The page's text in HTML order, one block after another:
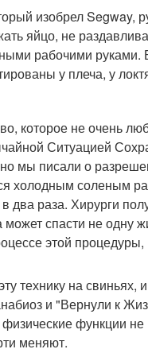
изобрел Segway,
яйцо, не
рабочими руками.
у плеча, у
которое не очень
Ситуацией
мы писали о
холодным соленым
два раза. Хирурги
спасти не одну
этой
технику на
и "Вернули к
функции
меняют.